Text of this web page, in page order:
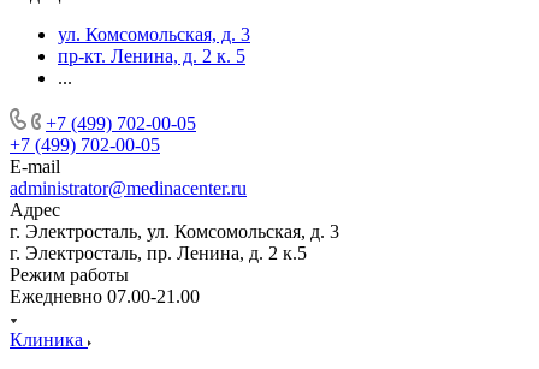
ул. Комсомольская, д. 3
пр-кт. Ленина, д. 2 к. 5
...
+7 (499) 702-00-05
+7 (499) 702-00-05
E-mail
administrator@medinacenter.ru
Адрес
г. Электросталь, ул. Комсомольская, д. 3
г. Электросталь, пр. Ленина, д. 2 к.5
Режим работы
Ежедневно 07.00-21.00
Клиника